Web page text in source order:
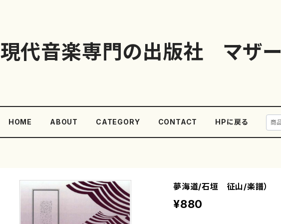
現代音楽専門の出版社 マザ
HOME ABOUT CATEGORY CONTACT HPに戻る
夢海道/石垣 征山/楽譜）
¥880